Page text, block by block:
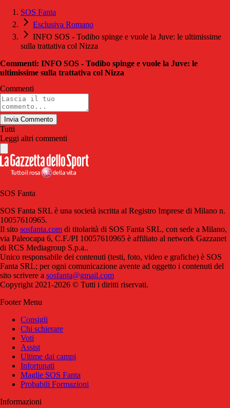
SOS Fanta
Esclusiva Romano
INFO SOS - Todibo spinge e vuole la Juve: le ultimissime
sulla trattativa col Nizza
Commenti: INFO SOS - Todibo spinge e vuole la Juve: le
ultimissime sulla trattativa col Nizza
Commenti
Invia Commento
Tutti
Leggi altri commenti
SOS Fanta
SOS Fanta SRL è una società iscritta al Registro Imprese di Milano n.
10057610965.
Il sito sosfanta.com di titolarità di SOS Fanta SRL, con sede a Milano,
via Paleocapa 6, C.F./PI 10057610965 è affiliato al network Gazzanet
di RCS Mediagroup S.p.a..
Unico responsabile dei contenuti (testi, foto, video e grafiche) è SOS
Fanta SRL; per ogni comunicazione avente ad oggetto i contenuti del
sito scrivere a sosfanta@gmail.com
Copyright 2021-2026 © Tutti i diritti riservati.
Footer Menu
Consigli
Chi schierare
Voti
Assist
Ultime dai campi
Infortunati
Maglie SOS Fanta
Probabili Formazioni
Informazioni